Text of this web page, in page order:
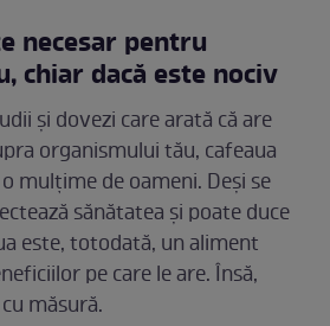
necesar pentru
chiar dacă este nociv
și dovezi care arată că are
organismului tău, cafeaua
mulțime de oameni. Deși se
sănătatea și poate duce
este, totodată, un aliment
pe care le are. Însă,
măsură.